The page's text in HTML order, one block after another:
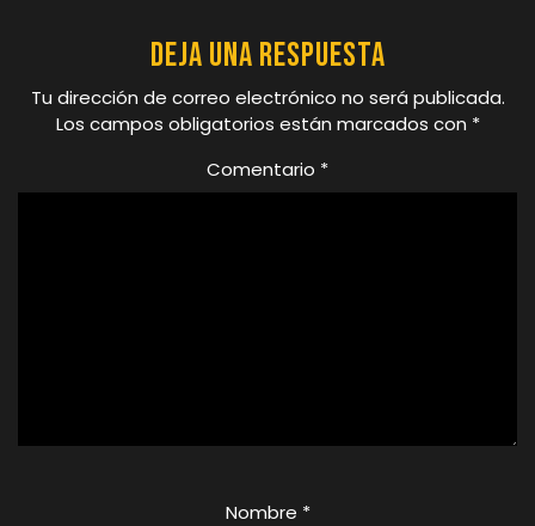
Deja una respuesta
Tu dirección de correo electrónico no será publicada.
Los campos obligatorios están marcados con *
Comentario *
Nombre *